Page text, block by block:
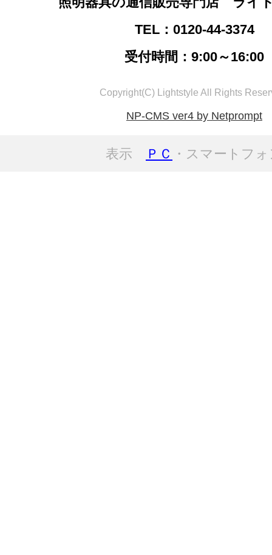
TEL：0120-44-3374
受付時間：9:00～16:00
Copyright(C) Lightstyle All Rights
NP-CMS ver4 by Netprompt
表示 ＰＣ ・スマートフ